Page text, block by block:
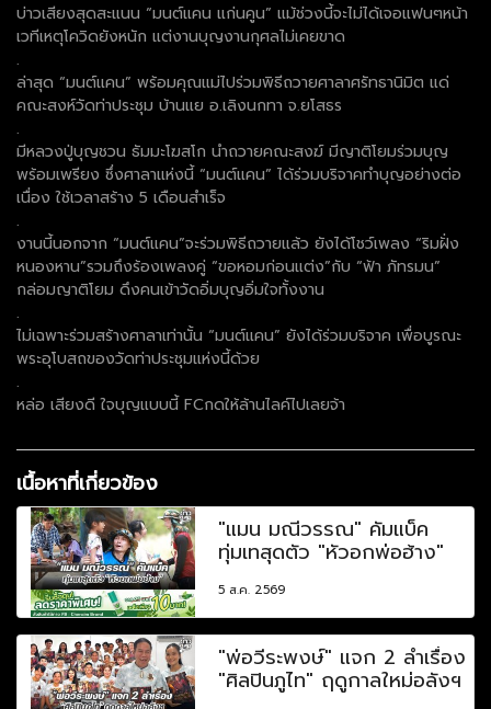
บ่าวเสียงสุดสะแนน “มนต์แคน แก่นคูน” แม้ช่วงนี้จะไม่ได้เจอแฟนๆหน้า
เวทีเหตุโควิดยังหนัก แต่งานบุญงานกุศลไม่เคยขาด
.
ล่าสุด “มนต์แคน” พร้อมคุณแม่ไปร่วมพิธีถวายศาลาศรัทธานิมิต แด่
คณะสงห์วัดท่าประชุม บ้านแย อ.เลิงนกทา จ.ยโสธร
.
มีหลวงปู่บุญชวน ธัมมะโฆสโก นำถวายคณะสงฆ์ มีญาติโยมร่วมบุญ
พร้อมเพรียง ซึ่งศาลาแห่งนี้ “มนต์แคน” ได้ร่วมบริจาคทำบุญอย่างต่อ
เนื่อง ใช้เวลาสร้าง 5 เดือนสำเร็จ
.
งานนี้นอกจาก “มนต์แคน”จะร่วมพิธีถวายแล้ว ยังได้โชว์เพลง “ริมฝั่ง
หนองหาน”รวมถึงร้องเพลงคู่ “ขอหอมก่อนแต่ง”กับ “ฟ้า ภัทรมน”
กล่อมญาติโยม ดึงคนเข้าวัดอิ่มบุญอิ่มใจทั้งงาน
.
ไม่เฉพาะร่วมสร้างศาลาเท่านั้น “มนต์แคน” ยังได้ร่วมบริจาค เพื่อบูรณะ
พระอุโบสถของวัดท่าประชุมแห่งนี้ด้วย
.
หล่อ เสียงดี ใจบุญแบบนี้ FCกดให้ล้านไลค์ไปเลยจ้า
เนื้อหาที่เกี่ยวข้อง
"แมน มณีวรรณ" คัมแบ็ค
ทุ่มเทสุดตัว "หัวอกพ่อฮ้าง"
5 ส.ค. 2569
"พ่อวีระพงษ์" แจก 2 ลำเรื่อง
"ศิลปินภูไท" ฤดูกาลใหม่อลังฯ